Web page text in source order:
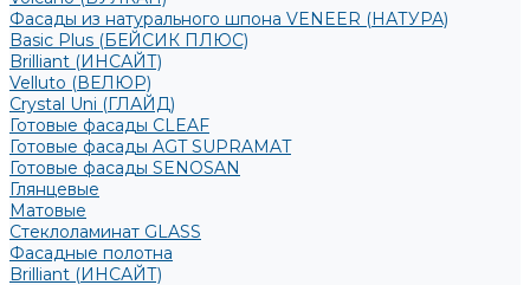
Фасады из натурального шпона VENEER (НАТУРА)
Basic Plus (БЕЙСИК ПЛЮС)
Brilliant (ИНСАЙТ)
Velluto (ВЕЛЮР)
Crystal Uni (ГЛАЙД)
Готовые фасады CLEAF
Готовые фасады AGT SUPRAMAT
Готовые фасады SENOSAN
Глянцевые
Матовые
Стеклоламинат GLASS
Фасадные полотна
Brilliant (ИНСАЙТ)